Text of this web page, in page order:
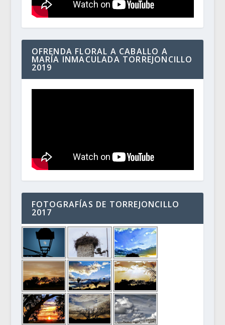
OFRENDA FLORAL A CABALLO A
MARÍA INMACULADA TORREJONCILLO
2019
FOTOGRAFÍAS DE TORREJONCILLO
2017